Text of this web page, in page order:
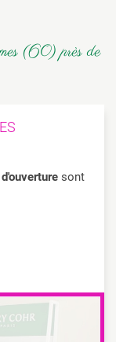
(60) près de
sont
toutes nos